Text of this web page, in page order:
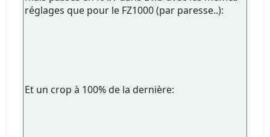
réglages que pour le FZ1000 (par paresse..):
Et un crop à 100% de la dernière: